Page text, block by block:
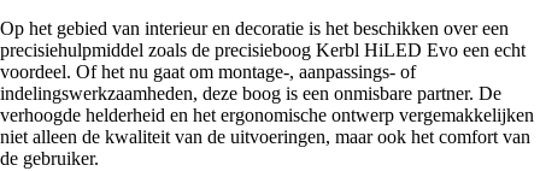
Op het gebied van interieur en decoratie is het beschikken over een
precisiehulpmiddel zoals de precisieboog Kerbl HiLED Evo een echt
voordeel. Of het nu gaat om montage-, aanpassings- of
indelingswerkzaamheden, deze boog is een onmisbare partner. De
verhoogde helderheid en het ergonomische ontwerp vergemakkelijken
niet alleen de kwaliteit van de uitvoeringen, maar ook het comfort van
de gebruiker.